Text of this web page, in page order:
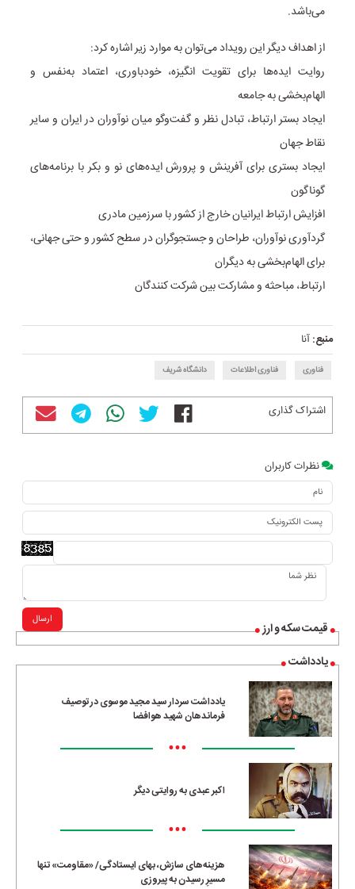
قیمت سکه و ارز
یادداشت
یادداشت سردار سید مجید موسوی در توصیف
فرماندهان شهید هوافضا
•••
اکبر عبدی به روایتی دیگر
•••
هزینه‌های سازش، بهای ایستادگی/ «مقاومت» تنها
مسیرِ رسیدن به پیروزی
می‌باشد.
از اهداف دیگر این رویداد می‌توان به موارد زیر اشاره کرد:
روایت ایده‌ها برای تقویت انگیزه، خودباوری، اعتماد به‌نفس و
الهام‌بخشی به جامعه
ایجاد بستر ارتباط، تبادل نظر و گفت‌و‌گو میان نوآوران در ایران و سایر
نقاط جهان
ایجاد بستری برای آفرینش و پرورش ایده‌های نو و بکر با برنامه‌های
گوناگون
افزایش ارتباط ایرانیان خارج از کشور با سرزمین مادری
گردآوری نوآوران، طراحان و جستجوگران در سطح کشور و حتی جهانی،
برای الهام‌بخشی به دیگران
ارتباط، مباحثه و مشارکت بین شرکت کنندگان
منبع:آنا
فناوری فناوری اطلاعات دانشگاه شریف
اشتراک گذاری
نظرات کاربران
ارسال